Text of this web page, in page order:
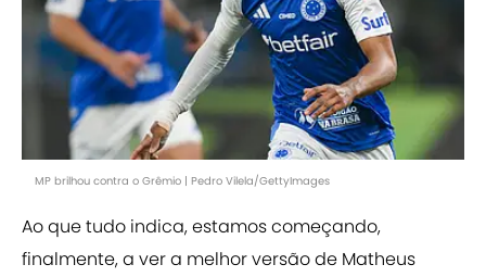
MP brilhou contra o Grêmio | Pedro Vilela/GettyImages
Ao que tudo indica, estamos começando,
finalmente, a ver a melhor versão de Matheus